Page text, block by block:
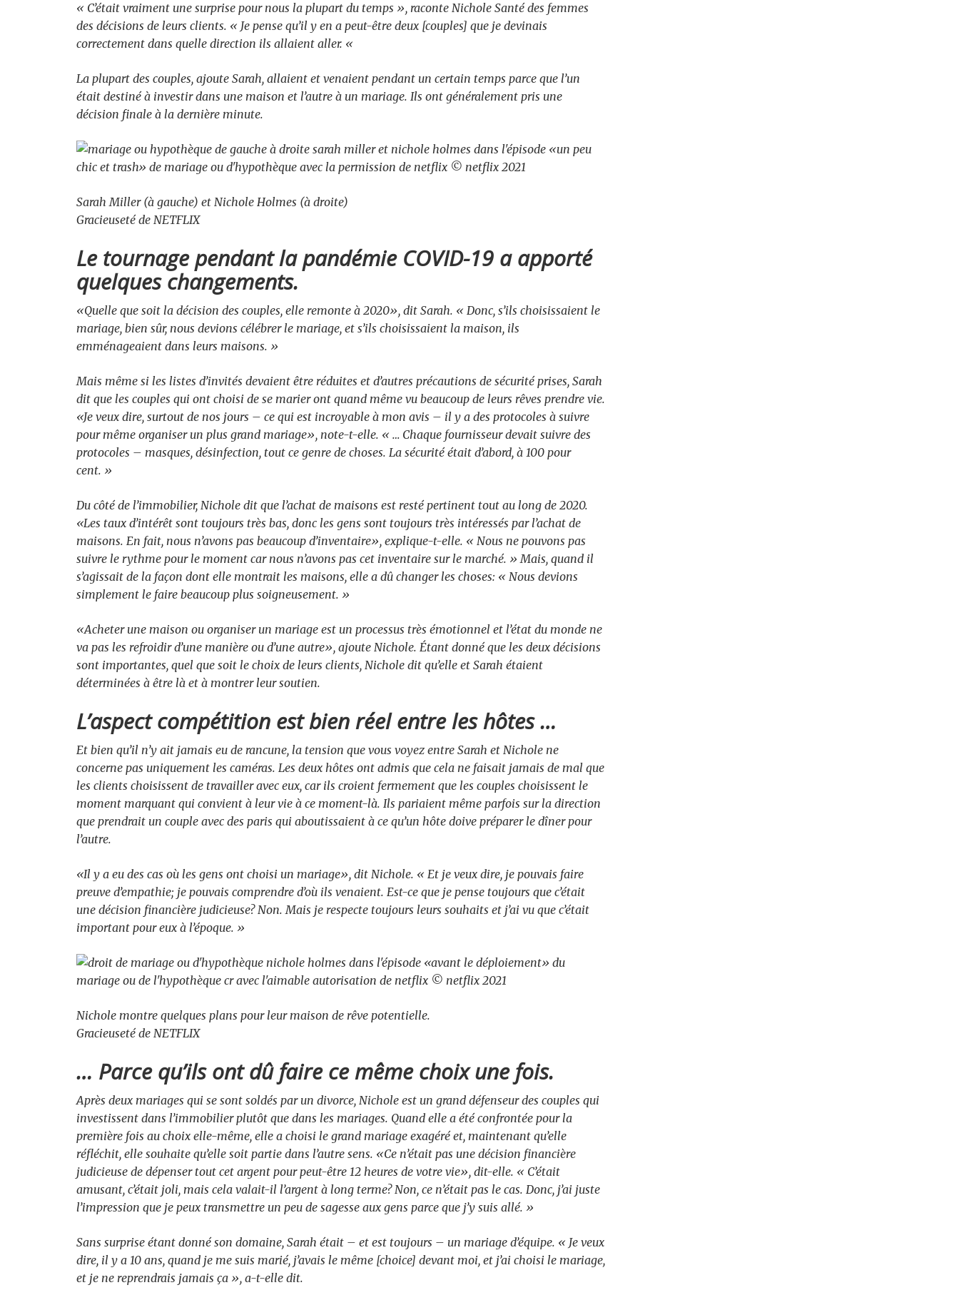
« C’était vraiment une surprise pour nous la plupart du temps », raconte Nichole Santé des femmes
des décisions de leurs clients. « Je pense qu’il y en a peut-être deux [couples] que je devinais
correctement dans quelle direction ils allaient aller. «
La plupart des couples, ajoute Sarah, allaient et venaient pendant un certain temps parce que l’un
était destiné à investir dans une maison et l’autre à un mariage. Ils ont généralement pris une
décision finale à la dernière minute.
Sarah Miller (à gauche) et Nichole Holmes (à droite)
Gracieuseté de NETFLIX
Le tournage pendant la pandémie COVID-19 a apporté
quelques changements.
«Quelle que soit la décision des couples, elle remonte à 2020», dit Sarah. « Donc, s’ils choisissaient le
mariage, bien sûr, nous devions célébrer le mariage, et s’ils choisissaient la maison, ils
emménageaient dans leurs maisons. »
Mais même si les listes d’invités devaient être réduites et d’autres précautions de sécurité prises, Sarah
dit que les couples qui ont choisi de se marier ont quand même vu beaucoup de leurs rêves prendre vie.
«Je veux dire, surtout de nos jours – ce qui est incroyable à mon avis – il y a des protocoles à suivre
pour même organiser un plus grand mariage», note-t-elle. « … Chaque fournisseur devait suivre des
protocoles – masques, désinfection, tout ce genre de choses. La sécurité était d’abord, à 100 pour
cent. »
Du côté de l’immobilier, Nichole dit que l’achat de maisons est resté pertinent tout au long de 2020.
«Les taux d’intérêt sont toujours très bas, donc les gens sont toujours très intéressés par l’achat de
maisons. En fait, nous n’avons pas beaucoup d’inventaire», explique-t-elle. « Nous ne pouvons pas
suivre le rythme pour le moment car nous n’avons pas cet inventaire sur le marché. » Mais, quand il
s’agissait de la façon dont elle montrait les maisons, elle a dû changer les choses: « Nous devions
simplement le faire beaucoup plus soigneusement. »
«Acheter une maison ou organiser un mariage est un processus très émotionnel et l’état du monde ne
va pas les refroidir d’une manière ou d’une autre», ajoute Nichole. Étant donné que les deux décisions
sont importantes, quel que soit le choix de leurs clients, Nichole dit qu’elle et Sarah étaient
déterminées à être là et à montrer leur soutien.
L’aspect compétition est bien réel entre les hôtes …
Et bien qu’il n’y ait jamais eu de rancune, la tension que vous voyez entre Sarah et Nichole ne
concerne pas uniquement les caméras. Les deux hôtes ont admis que cela ne faisait jamais de mal que
les clients choisissent de travailler avec eux, car ils croient fermement que les couples choisissent le
moment marquant qui convient à leur vie à ce moment-là. Ils pariaient même parfois sur la direction
que prendrait un couple avec des paris qui aboutissaient à ce qu’un hôte doive préparer le dîner pour
l’autre.
«Il y a eu des cas où les gens ont choisi un mariage», dit Nichole. « Et je veux dire, je pouvais faire
preuve d’empathie; je pouvais comprendre d’où ils venaient. Est-ce que je pense toujours que c’était
une décision financière judicieuse? Non. Mais je respecte toujours leurs souhaits et j’ai vu que c’était
important pour eux à l’époque. »
Nichole montre quelques plans pour leur maison de rêve potentielle.
Gracieuseté de NETFLIX
… Parce qu’ils ont dû faire ce même choix une fois.
Après deux mariages qui se sont soldés par un divorce, Nichole est un grand défenseur des couples qui
investissent dans l’immobilier plutôt que dans les mariages. Quand elle a été confrontée pour la
première fois au choix elle-même, elle a choisi le grand mariage exagéré et, maintenant qu’elle
réfléchit, elle souhaite qu’elle soit partie dans l’autre sens. «Ce n’était pas une décision financière
judicieuse de dépenser tout cet argent pour peut-être 12 heures de votre vie», dit-elle. « C’était
amusant, c’était joli, mais cela valait-il l’argent à long terme? Non, ce n’était pas le cas. Donc, j’ai juste
l’impression que je peux transmettre un peu de sagesse aux gens parce que j’y suis allé. »
Sans surprise étant donné son domaine, Sarah était – et est toujours – un mariage d’équipe. « Je veux
dire, il y a 10 ans, quand je me suis marié, j’avais le même [choice] devant moi, et j’ai choisi le mariage,
et je ne reprendrais jamais ça », a-t-elle dit.